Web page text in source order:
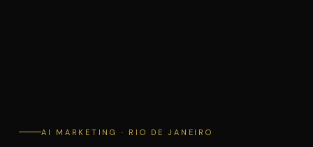
AI MARKETING · RIO DE JANEIRO